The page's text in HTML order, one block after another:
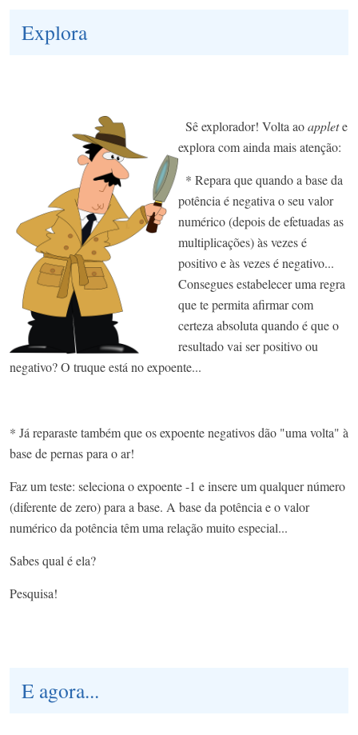
Explora
Sê explorador! Volta aoapplete
explora com ainda mais atenção:
* Repara que quando a base da
potência é negativa o seu valor
numérico (depois de efetuadas as
multiplicações) às vezes é
positivo e às vezes é negativo...
Consegues estabelecer uma regra
que te permita afirmar com
certeza absoluta quando é que o
resultado vai ser positivo ou
negativo? O truque está no expoente...
* Já reparaste também que os expoente negativos dão "uma volta" à
base de pernas para o ar!
Faz um teste: seleciona o expoente -1 e insere um qualquer número
(diferente de zero) para a base. A base da potência e o valor
numérico da potência têm uma relação muito especial...
Sabes qual é ela?
Pesquisa!
E agora...